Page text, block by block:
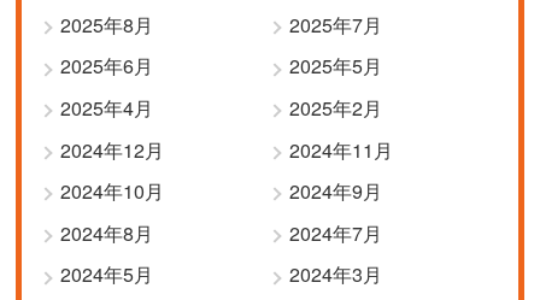
2025年8月
2025年7月
2025年6月
2025年5月
2025年4月
2025年2月
2024年12月
2024年11月
2024年10月
2024年9月
2024年8月
2024年7月
2024年5月
2024年3月